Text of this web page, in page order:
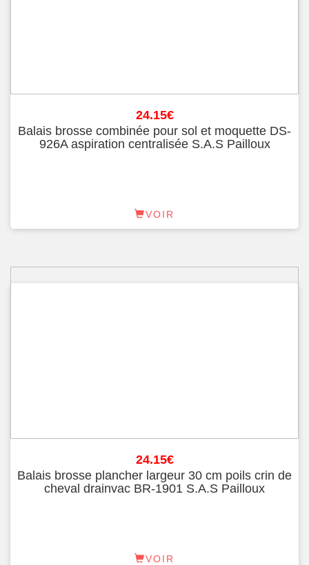
24.15€
Balais brosse combinée pour sol et moquette DS-
926A aspiration centralisée S.A.S Pailloux
VOIR
24.15€
Balais brosse plancher largeur 30 cm poils crin de
cheval drainvac BR-1901 S.A.S Pailloux
VOIR